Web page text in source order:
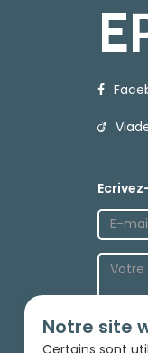
Notre site
Certains sont